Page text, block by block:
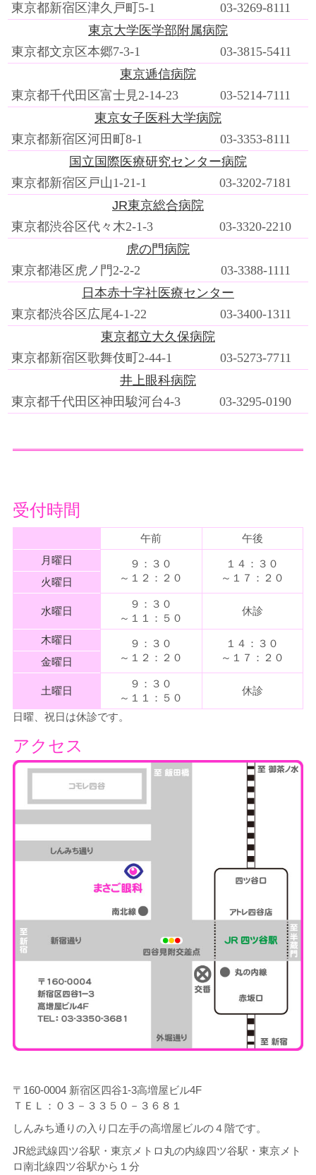
東京都新宿区津久戸町5-1
03-3269-8111
東京大学医学部附属病院
東京都文京区本郷7-3-1
03-3815-5411
東京逓信病院
東京都千代田区富士見2-14-23
03-5214-7111
東京女子医科大学病院
東京都新宿区河田町8-1
03-3353-8111
国立国際医療研究センター病院
東京都新宿区戸山1-21-1
03-3202-7181
JR東京総合病院
東京都渋谷区代々木2-1-3
03-3320-2210
虎の門病院
東京都港区虎ノ門2-2-2
03-3388-1111
日本赤十字社医療センター
東京都渋谷区広尾4-1-22
03-3400-1311
東京都立大久保病院
東京都新宿区歌舞伎町2-44-1
03-5273-7711
井上眼科病院
東京都千代田区神田駿河台4-3
03-3295-0190
受付時間
午前
午後
月曜日
９：３０
～１２：２０
１４：３０
～１７：２０
火曜日
水曜日
９：３０
～１１：５０
休診
木曜日
９：３０
～１２：２０
１４：３０
～１７：２０
金曜日
土曜日
９：３０
～１１：５０
休診
日曜、祝日は休診です。
アクセス
〒160-0004 新宿区四谷1-3高増屋ビル4F
ＴＥＬ：０３－３３５０－３６８１
しんみち通りの入り口左手の高増屋ビルの４階です。
JR総武線四ツ谷駅・東京メトロ丸の内線四ツ谷駅・東京メト
ロ南北線四ツ谷駅から１分